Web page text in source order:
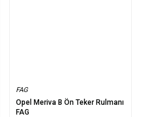
FAG
Opel Meriva B Ön Teker Rulmanı
FAG